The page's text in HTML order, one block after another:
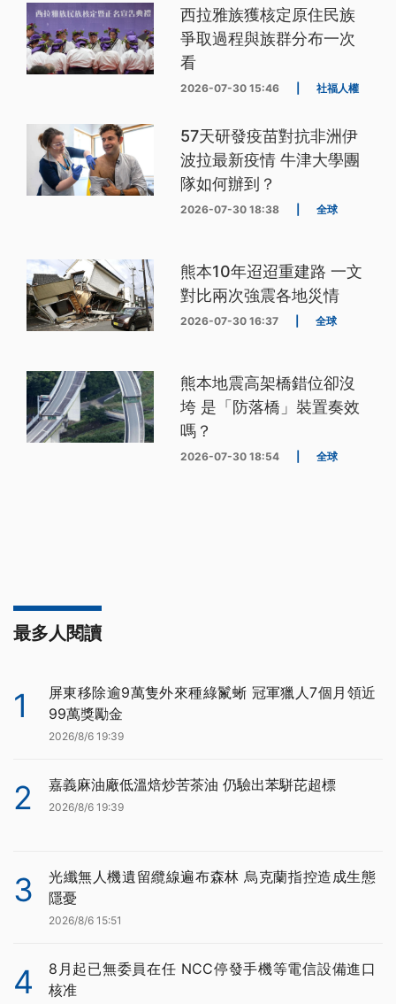
西拉雅族獲核定原住民族
爭取過程與族群分布一次
看
2026-07-30 15:46 社福人權
57天研發疫苗對抗非洲伊
波拉最新疫情 牛津大學團
隊如何辦到？
2026-07-30 18:38 全球
熊本10年迢迢重建路 一文
對比兩次強震各地災情
2026-07-30 16:37 全球
熊本地震高架橋錯位卻沒
垮 是「防落橋」裝置奏效
嗎？
2026-07-30 18:54 全球
最多人閱讀
1
屏東移除逾9萬隻外來種綠鬣蜥 冠軍獵人7個月領近
99萬獎勵金
2026/8/6 19:39
2 嘉義麻油廠低溫焙炒苦茶油 仍驗出苯駢芘超標
2026/8/6 19:39
3
光纖無人機遺留纜線遍布森林 烏克蘭指控造成生態
隱憂
2026/8/6 15:51
4
8月起已無委員在任 NCC停發手機等電信設備進口
核准